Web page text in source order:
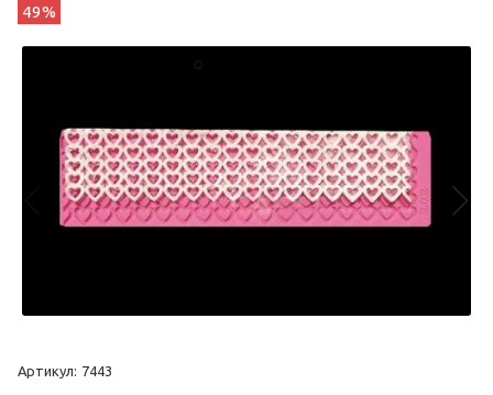
49%
Артикул: 7443